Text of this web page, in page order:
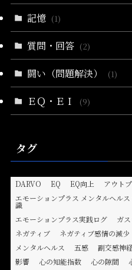
記憶 (1)
質問・回答 (2)
闘い（問題解決） (1)
ＥＱ・ＥＩ (9)
タグ
DARVO EQ EQ向上 アウト
エモーションプラス メンタルヘル
識
エモーションプラス実践ログ
ガ
ネガティブ
ネガティブ感情の減少
メンタルヘルス
五感 副交感神経
影響
心の知能指数 心の隙間